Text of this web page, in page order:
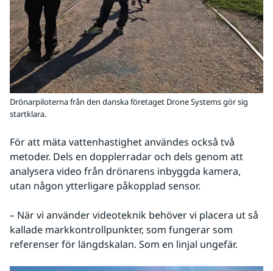
Drönarpiloterna från den danska företaget Drone Systems gör sig
startklara.
För att mäta vattenhastighet användes också två
metoder. Dels en dopplerradar och dels genom att
analysera video från drönarens inbyggda kamera,
utan någon ytterligare påkopplad sensor.
– När vi använder videoteknik behöver vi placera ut så
kallade markkontrollpunkter, som fungerar som
referenser för längdskalan. Som en linjal ungefär.